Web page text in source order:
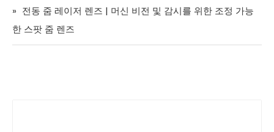
» 전동 줌 레이저 렌즈 | 머신 비전 및 감시를 위한 조정 가능
한 스팟 줌 렌즈